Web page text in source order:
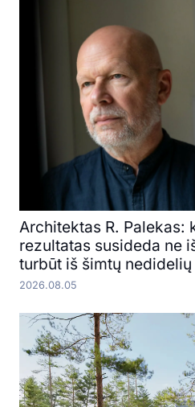
Architektas R. Palekas:
rezultatas susideda ne
turbūt iš šimtų
2026.08.05